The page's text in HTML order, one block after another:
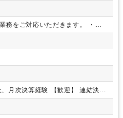
務をご対応いただきます。
・月
・数値確認・精算表作成・サブ
月次決算経験 【歓迎】
連結決算